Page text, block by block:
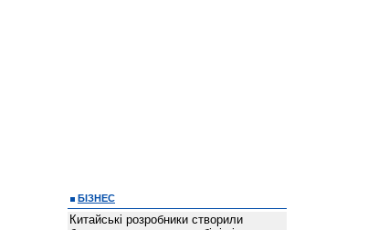
БІЗНЕС
Китайські розробники створили